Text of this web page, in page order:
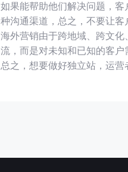
如果能帮助他们解决问题，
种沟通渠道，总之，不要让客
海外营销由于跨地域、跨文
流，而是对未知和已知的客户
总之，想要做好独立站，运营